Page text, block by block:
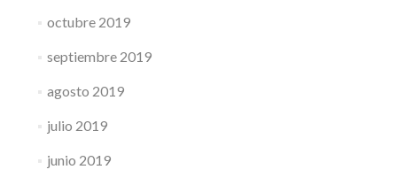
octubre 2019
septiembre 2019
agosto 2019
julio 2019
junio 2019